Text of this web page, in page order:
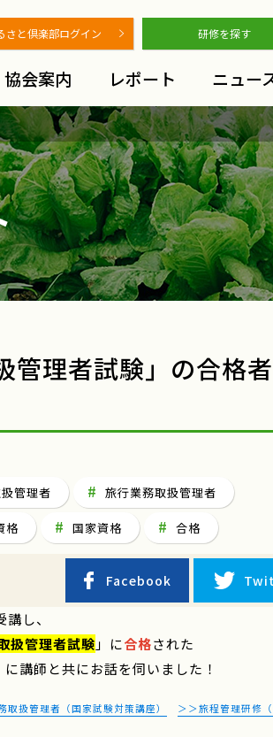
さと倶楽部ログイン 研修を探す
協会案内 レポート ニュー
管理者試験」の合格
管理者 旅行業務取扱管理者
格 国家資格 合格
Facebook
し、
扱管理者試験 」に合格された
講師と共にお話を伺いました！
取扱管理者（国家試験対策講座） ＞＞旅程管理研修（